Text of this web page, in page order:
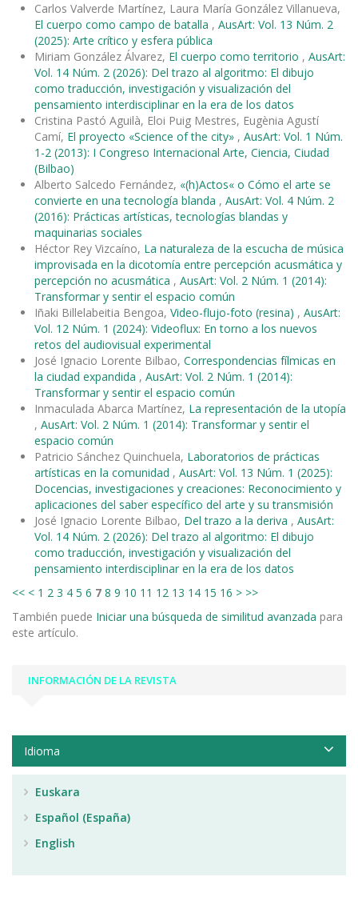
Carlos Valverde Martínez, Laura María González Villanueva,
El cuerpo como campo de batalla , AusArt: Vol. 13 Núm. 2
(2025): Arte crítico y esfera pública
Miriam González Álvarez, El cuerpo como territorio , AusArt:
Vol. 14 Núm. 2 (2026): Del trazo al algoritmo: El dibujo
como traducción, investigación y visualización del
pensamiento interdisciplinar en la era de los datos
Cristina Pastó Aguilà, Eloi Puig Mestres, Eugènia Agustí
Camí, El proyecto «Science of the city» , AusArt: Vol. 1 Núm.
1-2 (2013): I Congreso Internacional Arte, Ciencia, Ciudad
(Bilbao)
Alberto Salcedo Fernández, «(h)Actos« o Cómo el arte se
convierte en una tecnología blanda , AusArt: Vol. 4 Núm. 2
(2016): Prácticas artísticas, tecnologías blandas y
maquinarias sociales
Héctor Rey Vizcaíno, La naturaleza de la escucha de música
improvisada en la dicotomía entre percepción acusmática y
percepción no acusmática , AusArt: Vol. 2 Núm. 1 (2014):
Transformar y sentir el espacio común
Iñaki Billelabeitia Bengoa, Video-flujo-foto (resina) , AusArt:
Vol. 12 Núm. 1 (2024): Videoflux: En torno a los nuevos
retos del audiovisual experimental
José Ignacio Lorente Bilbao, Correspondencias fílmicas en
la ciudad expandida , AusArt: Vol. 2 Núm. 1 (2014):
Transformar y sentir el espacio común
Inmaculada Abarca Martínez, La representación de la utopía
, AusArt: Vol. 2 Núm. 1 (2014): Transformar y sentir el
espacio común
Patricio Sánchez Quinchuela, Laboratorios de prácticas
artísticas en la comunidad , AusArt: Vol. 13 Núm. 1 (2025):
Docencias, investigaciones y creaciones: Reconocimiento y
aplicaciones del saber específico del arte y su transmisión
José Ignacio Lorente Bilbao, Del trazo a la deriva , AusArt:
Vol. 14 Núm. 2 (2026): Del trazo al algoritmo: El dibujo
como traducción, investigación y visualización del
pensamiento interdisciplinar en la era de los datos
<< < 1 2 3 4 5 6 7 8 9 10 11 12 13 14 15 16 > >>
También puede Iniciar una búsqueda de similitud avanzada para
este artículo.
INFORMACIÓN DE LA REVISTA
Idioma
Euskara
Español (España)
English